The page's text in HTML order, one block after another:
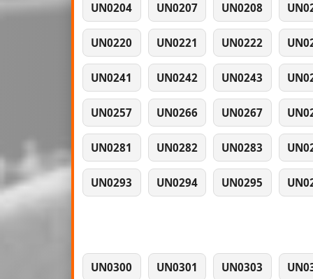
UN0204 UN0207 UN0208
UN0220 UN0221 UN0222
UN0241 UN0242 UN0243
UN0257 UN0266 UN0267
UN0281 UN0282 UN0283
UN0293 UN0294 UN0295
UN0300 UN0301 UN0303